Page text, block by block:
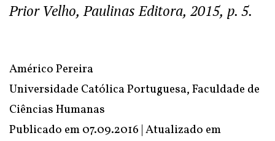
Prior Velho, Paulinas Editora, 2015, p. 5.
Américo Pereira
Universidade Católica Portuguesa, Faculdade de
Ciências Humanas
Publicado em 07.09.2016 | Atualizado em